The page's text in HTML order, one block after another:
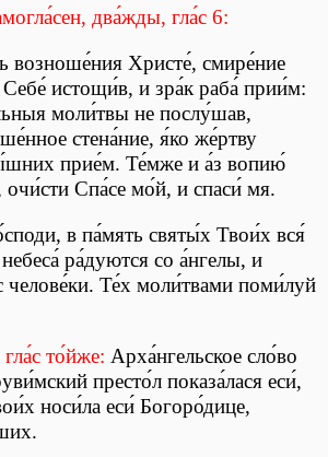
два́жды, гла́с 6:
возноше́ния Христе́, смире́ние
истощи́в, и зра́к раба́ прии́м:
моли́твы не послу́шав,
стена́ние, я́ко же́ртву
прие́м. Те́мже и а́з вопию́
Спа́се мо́й, и спаси́ мя.
в па́мять святы́х Твои́х вся́
ра́дуются со а́нгелы, и
челове́ки. Те́х моли́твами поми́луй
то́йже: Арха́нгельское сло́во
престо́л показа́лася еси́,
носи́ла еси́ Богоро́дице,